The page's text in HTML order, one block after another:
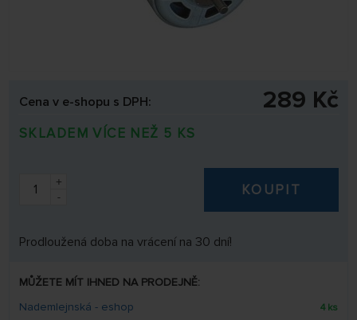
Cena v e-shopu s DPH: 289 Kč
SKLADEM VÍCE NEŽ 5 KS
+
-
KOUPIT
Prodloužená doba na vrácení na 30 dní!
MŮŽETE MÍT IHNED NA PRODEJNĚ:
Nademlejnská - eshop
4 ks